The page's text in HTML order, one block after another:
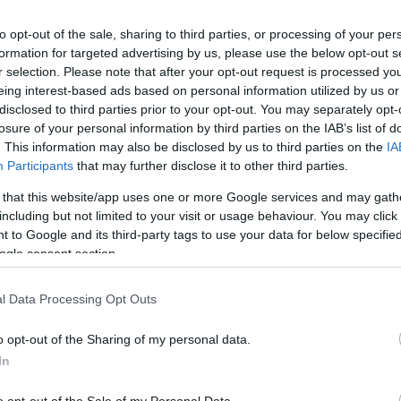
opt-out of the sale, sharing to third parties, or processing of your
for targeted advertising by us, please use the below opt-out
selection. Please note that after your opt-out request is processed
interest-based ads based on personal information utilized by us
to third parties prior to your opt-out. You may separately
of your personal information by third parties on the IAB’s list of
This information may also be disclosed by us to third parties on the
Participants that may further disclose it to other third parties.
that this website/app uses one or more Google services and may
but not limited to your visit or usage behaviour. You may
to Google and its third-party tags to use your data for below
consent section.
Data Processing Opt Outs
opt-out of the Sharing of my personal data.
περίπου 3° ανάμεσα στις δύο ημέρες.
φαινόμενα στο ΣΚ
πώς να συγκρίνεις Σάββατο και Κυριακή
τον καιρό Σαββάτου και Κυριακής για μετακίνηση, βόλτα ή
κοιτώντας άνεμο, βροχή και θερμοκρασία.
στα Χανιά
↗
φαινόμενα
αξιόλογα φαινόμενα στο ΣΚ
↓
3° διαφορά